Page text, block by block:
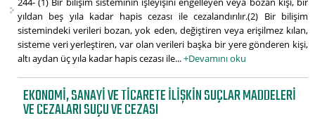
yıldan beş yıla kadar hapis cezası ile cezalandırılır.(2) Bir bilişim
sistemindeki verileri bozan, yok eden, değiştiren veya erişilmez kılan,
sisteme veri yerleştiren, var olan verileri başka bir yere gönderen kişi,
altı aydan üç yıla kadar hapis cezası ile...+Devamını oku
EKONOMI, SANAYI VE TICARETE İLIŞKIN SUÇLAR MADDELERI
VE CEZALARI SUÇU VE CEZASI